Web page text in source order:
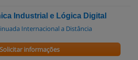
Industrial e Lógica Digital
Internacional a Distância
Solicitar informações